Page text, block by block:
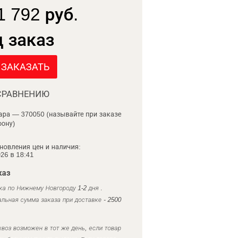
792 руб.
заказ
ЗАКАЗАТЬ
— 370050 (называйте при заказе
цен и наличия:
в 18:41
по Нижнему Новгороду 1-2 дня .
сумма заказа при доставке - 2500
возможен в тот же день, если товар